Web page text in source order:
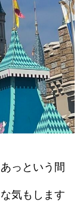
っという間
気もします